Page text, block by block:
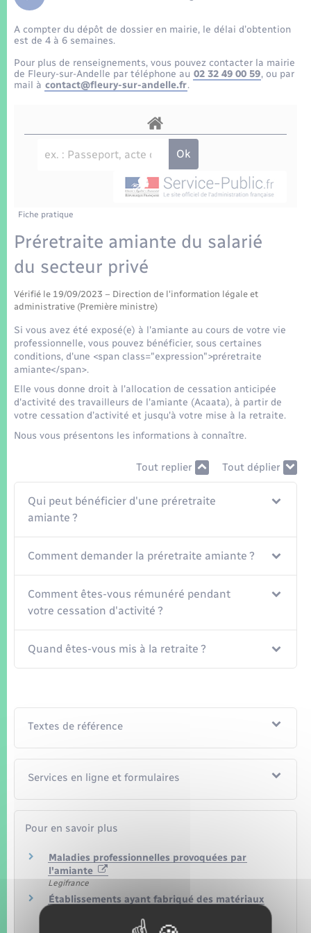
Etat-civil - Papiers - Citoyenneté
Mariage – PACS
Parrainage civil
Logement - Urbanisme
Nouvel habitant
Organisation d’événement
Sécurité - Prévention
Transports
Transports scolaires
Voirie et espace public
Travaux - Autorisation d’occupation de l’espace
public
Compétences
Plan interactif
La Communauté de communes
A compter du dépôt de dossier en mairie, le délai d’obtention
est de 4 à 6 semaines.
Pour plus de renseignements, vous pouvez contacter la mairie
de Fleury-sur-Andelle par téléphone au 02 32 49 00 59, ou par
mail à contact@fleury-sur-andelle.fr.
Fiche pratique
Préretraite amiante du salarié
du secteur privé
Vérifié le 19/09/2023 – Direction de l'information légale et
administrative (Première ministre)
Si vous avez été exposé(e) à l'amiante au cours de votre vie
professionnelle, vous pouvez bénéficier, sous certaines
conditions, d'une <span class="expression">préretraite
amiante</span>.
Elle vous donne droit à l'allocation de cessation anticipée
d'activité des travailleurs de l'amiante (Acaata), à partir de
votre cessation d’activité et jusqu'à votre mise à la retraite.
Nous vous présentons les informations à connaître.
Tout replier Tout déplier
Qui peut bénéficier d'une préretraite
amiante ?
Comment demander la préretraite amiante ?
Comment êtes-vous rémunéré pendant
votre cessation d'activité ?
Quand êtes-vous mis à la retraite ?
Textes de référence
Services en ligne et formulaires
Pour en savoir plus
Maladies professionnelles provoquées par
l'amiante
Legifrance
Établissements ayant fabriqué des matériaux
flocage et de calorifugeage à l'amiante